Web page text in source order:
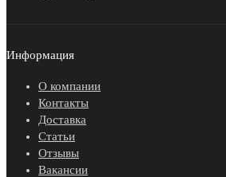
Информация
О компании
Контакты
Доставка
Статьи
Отзывы
Вакансии